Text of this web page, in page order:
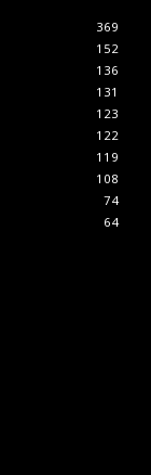
369
152
136
131
123
122
119
108
74
64